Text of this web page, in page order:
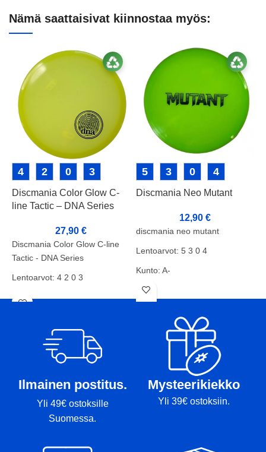
Nämä saattaisivat kiinnostaa myös:
4 2 0 3
Discmania Color Glow C-
line Tactic – DNA Series
27,90 €
Discmania Color Glow C-line
Tactic - DNA Series
Lentoarvot: 4 2 0 3
Kunto: BA+
5 3 0 4
Discmania Neo Mutant
12,90 €
discmania neo mutant
Lentoarvot: 5 3 0 4
Kunto: A-
Paino: 175g
Ilmainen postitus.
Yli 49€ ostoksille
Suomessa.
Mysteerikiekko
Yli 39€ ostoksiin.